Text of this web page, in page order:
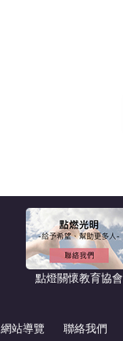
點燈關懷教育協會
網站導覽 聯絡我們